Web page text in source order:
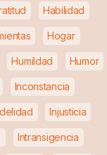
Habilidad
Hogar
Humildad Humor
Inconstancia
Injusticia
Intransigencia